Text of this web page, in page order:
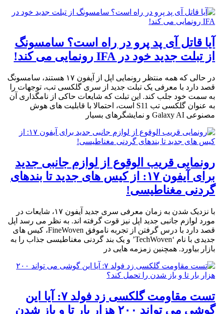
آیا قاتل آی پد پرو در راه است؟ سامسونگ
از تبلت جدید خود در IFA رونمایی می کند!
در حالی که همه منتظر رونمایی اپل از آیفون ۱۷ هستند، سامسونگ
قصد دارد با معرفی یک تبلت جدید از سری گلکسی تب، توجهات را
به سمت خود جلب کند. این تبلت که شایعات حاکی از نامگذاری آن
به عنوان گلکسی تب S11 است، احتمالا با قابلیت های هوش
مصنوعی Galaxy AI و نمایشگرهای بسیار
رونمایی قریب الوقوع از لوازم جانبی جدید
برای آیفون ۱۷: از کیس های جدید تا بندهای
گردنی مغناطیسی!
با نزدیک شدن به زمان معرفی سری جدید آیفون ۱۷، شایعات در
مورد لوازم جانبی جدید اپل نیز قوت گرفته اند. به نظر می رسد اپل
قصد دارد با درس گرفتن از تجربه ناموفق FineWoven، کیس های
جدیدی با نام ‘TechWoven’ و یک بند گردنی مغناطیسی جذاب را به
بازار بیاورد. همچنین زمزمه هایی در
تست مقاومت گلکسی زد فولد ۷: آیا این
گوشی می تواند ۲۰۰ هزار بار تا و باز شدن